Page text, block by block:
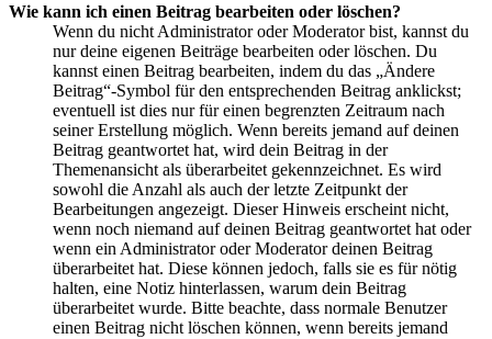
Wie kann ich einen Beitrag bearbeiten oder löschen?
Wenn du nicht Administrator oder Moderator bist, kannst du
nur deine eigenen Beiträge bearbeiten oder löschen. Du
kannst einen Beitrag bearbeiten, indem du das „Ändere
Beitrag“-Symbol für den entsprechenden Beitrag anklickst;
eventuell ist dies nur für einen begrenzten Zeitraum nach
seiner Erstellung möglich. Wenn bereits jemand auf deinen
Beitrag geantwortet hat, wird dein Beitrag in der
Themenansicht als überarbeitet gekennzeichnet. Es wird
sowohl die Anzahl als auch der letzte Zeitpunkt der
Bearbeitungen angezeigt. Dieser Hinweis erscheint nicht,
wenn noch niemand auf deinen Beitrag geantwortet hat oder
wenn ein Administrator oder Moderator deinen Beitrag
überarbeitet hat. Diese können jedoch, falls sie es für nötig
halten, eine Notiz hinterlassen, warum dein Beitrag
überarbeitet wurde. Bitte beachte, dass normale Benutzer
einen Beitrag nicht löschen können, wenn bereits jemand